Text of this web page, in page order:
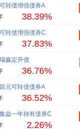
转债增强债券A
38.39%
转债增强债券C
37.83%
鑫定开债
36.76%
元可转债债券A
36.52%
益一年持有债券C
2.26%